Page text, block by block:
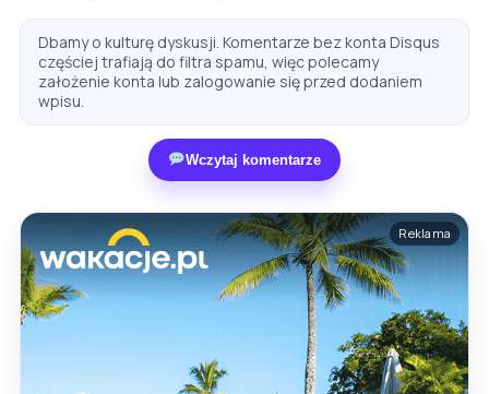
Dbamy o kulturę dyskusji. Komentarze bez konta Disqus
częściej trafiają do filtra spamu, więc polecamy
założenie konta lub zalogowanie się przed dodaniem
wpisu.
Wczytaj komentarze
Reklama